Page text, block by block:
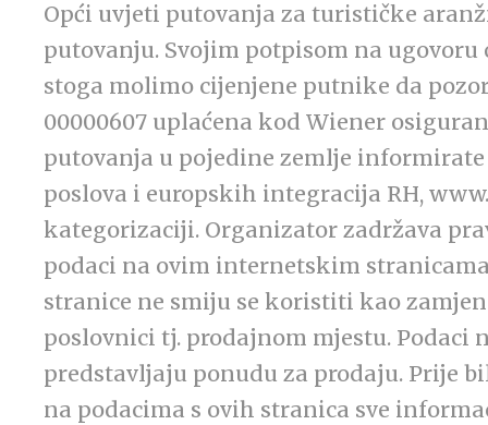
Opći uvjeti putovanja za turističke
putovanju. Svojim potpisom na
stoga molimo cijenjene putnike da
00000607 uplaćena kod Wiener
putovanja u pojedine zemlje
poslova i europskih integracija RH,
kategorizaciji. Organizator zadržava
podaci na ovim internetskim
stranice ne smiju se koristiti kao
poslovnici tj. prodajnom mjestu. Podaci
predstavljaju ponudu za prodaju. Prije
na podacima s ovih stranica sve